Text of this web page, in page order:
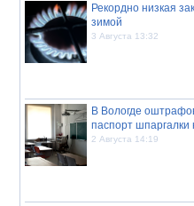
Рекордно низкая
зимой
3 Августа 13:32
В Вологде
паспорт
2 Августа 14:19